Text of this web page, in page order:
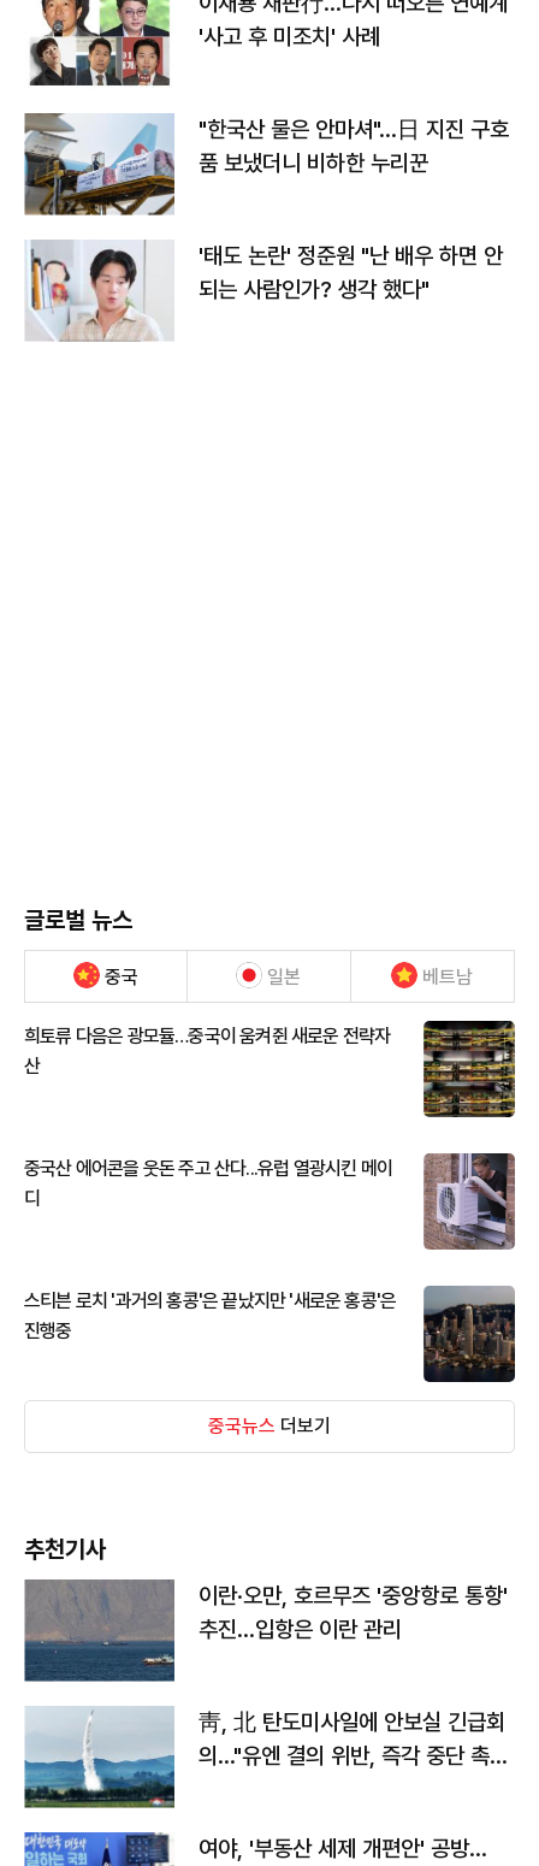
'사고 후 미조치' 사례
"한국산 물은 안마셔"…日 지진 구호
품 보냈더니 비하한 누리꾼
'태도 논란' 정준원 "난 배우 하면 안
되는 사람인가? 생각 했다"
글로벌 뉴스
중국 일본 베트남
희토류 다음은 광모듈…중국이 움켜쥔 새로운 전략자
산
중국산 에어콘을 웃돈 주고 산다...유럽 열광시킨 메이
디
스티븐 로치 '과거의 홍콩'은 끝났지만 '새로운 홍콩'은
진행중
중국뉴스 더보기
추천기사
이란·오만, 호르무즈 '중앙항로 통항'
추진…입항은 이란 관리
靑, 北 탄도미사일에 안보실 긴급회
의…"유엔 결의 위반, 즉각 중단 촉
여야, '부동산 세제 개편안' 공방…